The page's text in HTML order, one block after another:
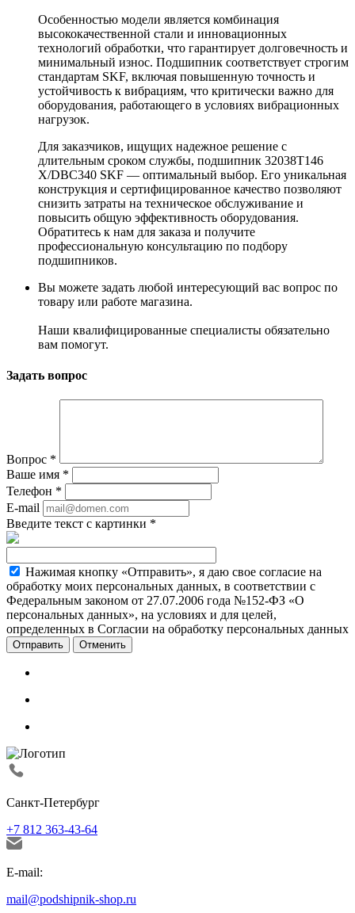
Особенностью модели является комбинация
высококачественной стали и инновационных
технологий обработки, что гарантирует долговечность и
минимальный износ. Подшипник соответствует строгим
стандартам SKF, включая повышенную точность и
устойчивость к вибрациям, что критически важно для
оборудования, работающего в условиях вибрационных
нагрузок.
Для заказчиков, ищущих надежное решение с
длительным сроком службы, подшипник 32038T146
X/DBC340 SKF — оптимальный выбор. Его уникальная
конструкция и сертифицированное качество позволяют
снизить затраты на техническое обслуживание и
повысить общую эффективность оборудования.
Обратитесь к нам для заказа и получите
профессиональную консультацию по подбору
подшипников.
Вы можете задать любой интересующий вас вопрос по
товару или работе магазина.
Наши квалифицированные специалисты обязательно
вам помогут.
Задать вопрос
Вопрос *
Ваше имя *
Телефон *
E-mail
Введите текст с картинки *
Нажимая кнопку «Отправить», я даю свое согласие на
обработку моих персональных данных, в соответствии с
Федеральным законом от 27.07.2006 года №152-ФЗ «О
персональных данных», на условиях и для целей,
определенных в Согласии на обработку персональных данных
Отменить
Санкт-Петербург
+7 812 363-43-64
E-mail:
mail@podshipnik-shop.ru